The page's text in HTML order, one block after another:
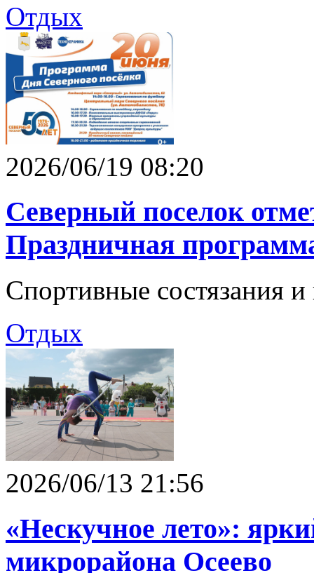
Отдых
2026/06/19 08:20
Северный поселок
Праздничная
Спортивные состязания
Отдых
2026/06/13 21:56
«Нескучное лето»:
микрорайона Осеево